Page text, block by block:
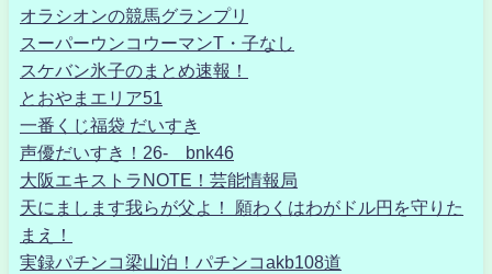
オラシオンの競馬グランプリ
スーパーウンコウーマンT・子なし
スケバン氷子のまとめ速報！
とおやまエリア51
一番くじ福袋 だいすき
声優だいすき！26- bnk46
大阪エキストラNOTE！芸能情報局
天にまします我らが父よ！ 願わくはわがドル円を守りた
まえ！
実録パチンコ梁山泊！パチンコakb108道